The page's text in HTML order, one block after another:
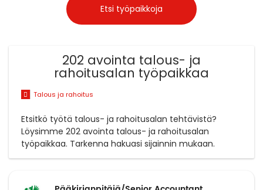
202 avointa talous- ja
rahoitusalan työpaikkaa
Talous ja rahoitus
Etsitkö työtä talous- ja rahoitusalan tehtävistä?
Löysimme 202 avointa talous- ja rahoitusalan
työpaikkaa. Tarkenna hakuasi sijainnin mukaan.